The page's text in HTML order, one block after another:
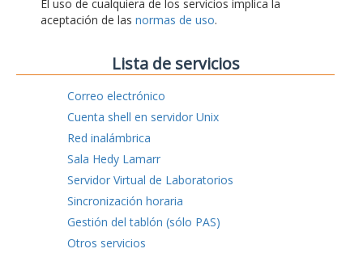
El uso de cualquiera de los servicios implica la
aceptación de las normas de uso.
Lista de servicios
Correo electrónico
Cuenta shell en servidor Unix
Red inalámbrica
Sala Hedy Lamarr
Servidor Virtual de Laboratorios
Sincronización horaria
Gestión del tablón (sólo PAS)
Otros servicios